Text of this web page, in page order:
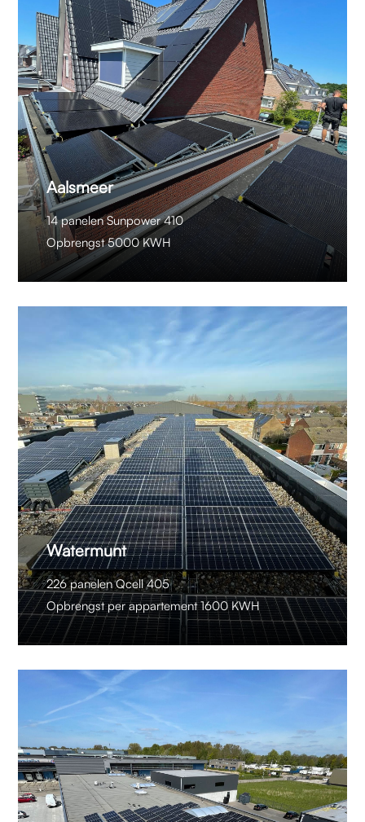
Aalsmeer
14 panelen Sunpower 410
Opbrengst 5000 KWH
Watermunt
226 panelen Qcell 405
Opbrengst per appartement 1600 KWH